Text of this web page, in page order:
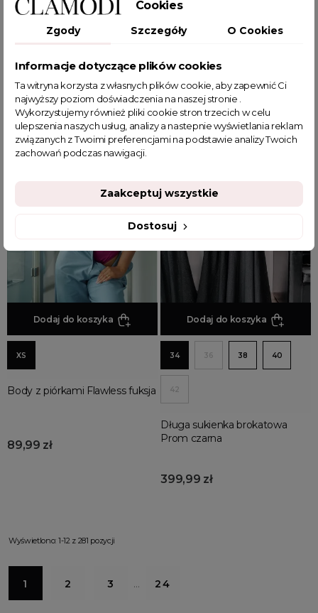
Szara marynarka oversize z
179,99 zł
Czarna marynarka oversize z
179,99 zł
Dodaj do koszyka
XS
Body z piórkami Flawless fuksja
89,99 zł
Dodaj do koszyka
34 36 38 40
42
Długa sukienka brokatowa
Prom czarna
399,99 zł
Wyświetlono: 1-12 z 281 pozycji
1 2 3 … 24
Cookies
Zgody Szczegóły O Cookies
Informacje dotyczące plików cookies
Ta witryna korzysta z własnych plików cookie, aby zapewnić Ci
najwyższy poziom doświadczenia na naszej stronie .
Wykorzystujemy również pliki cookie stron trzecich w celu
ulepszenia naszych usług, analizy a nastepnie wyświetlania reklam
związanych z Twoimi preferencjami na podstawie analizy Twoich
zachowań podczas nawigacji.
Dostosuj
Zaakceptuj wszystkie